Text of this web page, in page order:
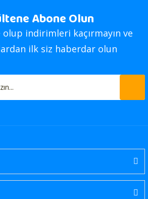
Abone Olun
indirimleri kaçırmayın ve
ilk siz haberdar olun